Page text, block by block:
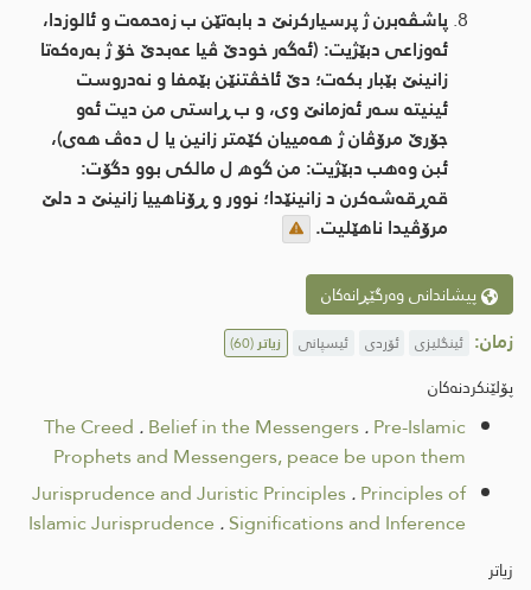
پاشڤه‌برن ژ پرسیاركرنێ د بابه‌تێن ب زه‌حمه‌ت و ئالوزدا،
ئه‌وزاعی دبێژیت: (ئه‌گه‌ر خودێ ڤیا عه‌بدێ خۆ ژ به‌ره‌كه‌تا
زانینێ بێبار بكه‌ت؛ دێ ئاخڤتنێن بێمفا و نه‌دروست
ئینیته‌ سه‌ر ئه‌زمانێ وی، و ب ڕاستی من دیت ئه‌و
جۆرێ مرۆڤان ژ هه‌مییان كێمتر زانین یا ل ده‌ڤ هه‌ی)،
ئبن وه‌هب دبێژیت: من گوھ ل مالكی بوو دگۆت:
قەڕقەشەکرن د زانینێدا؛ نوور و ڕۆناهییا زانینێ د دلێ
مرۆڤیدا ناهێلیت.
پیشاندانی وەرگێڕانەکان
زمان: ئینگلیزی ئۆردی ئیسپانی زیاتر(60)
پۆلێنکردنەکان
The Creed .Belief in the Messengers.Pre-Islamic
Prophets and Messengers, peace be upon them
Jurisprudence and Juristic Principles.Principles of
Islamic Jurisprudence .Significations and Inference
زیاتر